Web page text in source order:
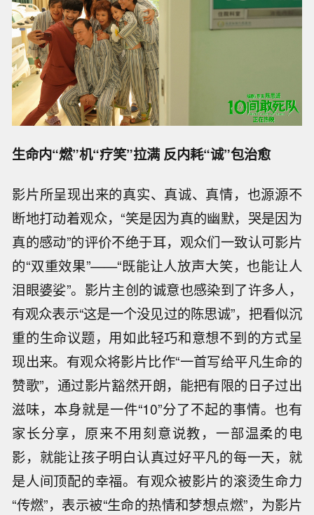
生命内“燃”机“疗笑”拉满 反内耗“诚”包治愈
影片所呈现出来的真实、真诚、真情，也源源不
断地打动着观众，“笑是因为真的幽默，哭是因为
真的感动”的评价不绝于耳，观众们一致认可影片
的“双重效果”——“既能让人放声大笑，也能让人
泪眼婆娑”。影片主创的诚意也感染到了许多人，
有观众表示“这是一个没见过的陈思诚”，把看似沉
重的生命议题，用如此轻巧和意想不到的方式呈
现出来。有观众将影片比作“一首写给平凡生命的
赞歌”，通过影片豁然开朗，能把有限的日子过出
滋味，本身就是一件“10”分了不起的事情。也有
家长分享，原来不用刻意说教，一部温柔的电
影，就能让孩子明白认真过好平凡的每一天，就
是人间顶配的幸福。有观众被影片的滚烫生命力
“传燃”，表示被“生命的热情和梦想点燃”，为影片